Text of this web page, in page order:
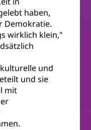
haben,
Demokratie.
wirklich klein,"
und
und sie
mit